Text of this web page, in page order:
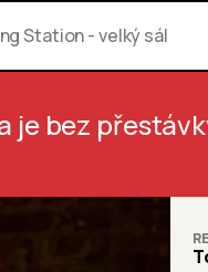
Station - velký sál
je bez